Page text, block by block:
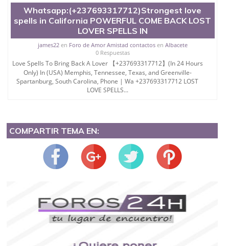
Whatsapp:(+237693317712)Strongest love
spells in California POWERFUL COME BACK LOST
LOVER SPELLS IN
james22en Foro de Amor Amistad contactosen Albacete
0 Respuestas
Love Spells To Bring Back A Lover 【+237693317712】(In 24 Hours
Only) In (USA) Memphis, Tennessee, Texas, and Greenville-
Spartanburg, South Carolina, Phone | Wa +237693317712 LOST
LOVE SPELLS...
COMPARTIR TEMA EN: